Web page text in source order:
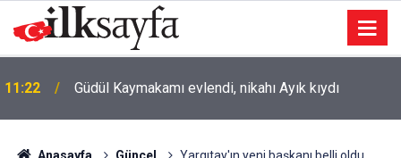
11:22 Güdül Kaymakamı evlendi, nikahı Ayık kıydı